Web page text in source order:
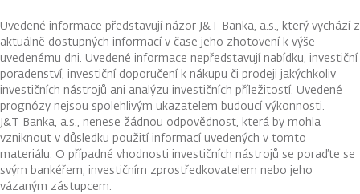
Uvedené informace představují názor J&T Banka, a.s., který vychází z
aktuálně dostupných informací v čase jeho zhotovení k výše
uvedenému dni. Uvedené informace nepředstavují nabídku, investiční
poradenství, investiční doporučení k nákupu či prodeji jakýchkoliv
investičních nástrojů ani analýzu investičních příležitostí. Uvedené
prognózy nejsou spolehlivým ukazatelem budoucí výkonnosti.
J&T Banka, a.s., nenese žádnou odpovědnost, která by mohla
vzniknout v důsledku použití informací uvedených v tomto
materiálu. O případné vhodnosti investičních nástrojů se poraďte se
svým bankéřem, investičním zprostředkovatelem nebo jeho
vázaným zástupcem.